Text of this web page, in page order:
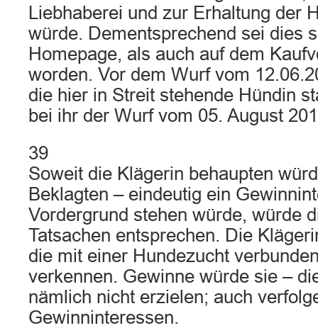
Liebhaberei und zur Erhaltung der
würde. Dementsprechend sei dies
Homepage, als auch auf dem
worden. Vor dem Wurf vom
die hier in Streit stehende Hündin
bei ihr der Wurf vom 05. August
39
Soweit die Klägerin behaupten
Beklagten – eindeutig ein
Vordergrund stehen würde, würde
Tatsachen entsprechen. Die
die mit einer Hundezucht
verkennen. Gewinne würde sie –
nämlich nicht erzielen; auch
Gewinninteressen.